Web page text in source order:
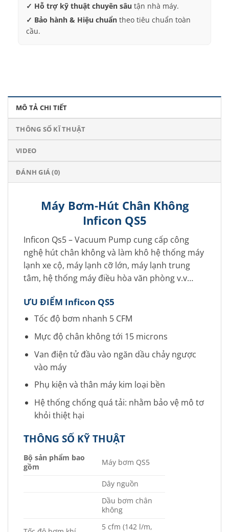
✓ Hỗ trợ kỹ thuật chuyên sâu tận nhà máy.
✓ Bảo hành & Hiệu chuẩn theo tiêu chuẩn toàn
cầu.
MÔ TẢ CHI TIẾT
THÔNG SỐ KĨ THUẬT
VIDEO
ĐÁNH GIÁ (0)
Máy Bơm-Hút Chân Không
Inficon QS5
Inficon Qs5 – Vacuum Pump cung cấp công
nghệ hút chân không và làm khô hệ thống máy
lạnh xe cộ, máy lạnh cỡ lớn, máy lạnh trung
tâm, hệ thống máy điều hòa văn phòng v.v…
ƯU ĐIỂM Inficon QS5
Tốc độ bơm nhanh 5 CFM
Mực độ chân không tới 15 microns
Van điện tử đầu vào ngăn dầu chảy ngược
vào máy
Phụ kiện và thân máy kim loại bền
Hệ thống chống quá tải: nhằm bảo vệ mô tơ
khỏi thiệt hại
THÔNG SỐ KỸ THUẬT
Bộ sản phẩm bao
gồm
Máy bơm QS5
Dây nguồn
Dầu bơm chân
không
5 cfm (142 l/m,